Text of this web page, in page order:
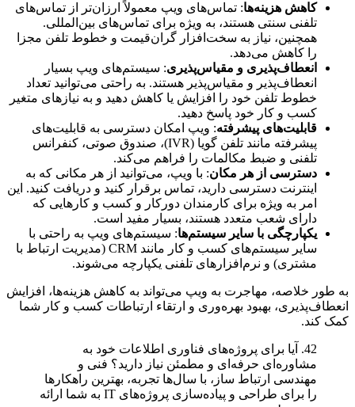
کاهش هزینه‌ها: تماس‌های ویپ معمولاً ارزان‌تر از تماس‌های
تلفنی سنتی هستند، به ویژه برای تماس‌های بین‌المللی.
همچنین، نیاز به سخت‌افزار گران‌قیمت و خطوط تلفن مجزا
را کاهش می‌دهد.
انعطاف‌پذیری و مقیاس‌پذیری: سیستم‌های ویپ بسیار
انعطاف‌پذیر و مقیاس‌پذیر هستند. به راحتی می‌توانید تعداد
خطوط تلفن خود را افزایش یا کاهش دهید و به نیازهای متغیر
کسب و کار خود پاسخ دهید.
قابلیت‌های پیشرفته: ویپ امکان دسترسی به قابلیت‌های
پیشرفته مانند تلفن گویا (IVR)، صندوق صوتی، کنفرانس
تلفنی و ضبط مکالمات را فراهم می‌کند.
دسترسی از هر مکان: با ویپ، می‌توانید از هر مکانی که به
اینترنت دسترسی دارید، تماس برقرار کنید و دریافت کنید. این
امر به ویژه برای کارمندان دورکار و کسب و کارهایی که
دارای شعب متعدد هستند، بسیار مفید است.
یکپارچگی با سایر سیستم‌ها: سیستم‌های ویپ به راحتی با
سایر سیستم‌های کسب و کار مانند CRM (مدیریت ارتباط با
مشتری) و نرم‌افزارهای تلفنی یکپارچه می‌شوند.
به طور خلاصه، مهاجرت به ویپ می‌تواند به کاهش هزینه‌ها، افزایش
انعطاف‌پذیری، بهبود بهره‌وری و ارتقاء ارتباطات کسب و کار شما
کمک کند.
42. آیا برای پروژه‌های فناوری اطلاعات خود به
مشاوره‌ای حرفه‌ای و مطمئن نیاز دارید؟ فنی و
مهندسی ارتباط ساز، با سال‌ها تجربه، بهترین راهکارها
را برای طراحی و پیاده‌سازی پروژه‌های IT به شما ارائه